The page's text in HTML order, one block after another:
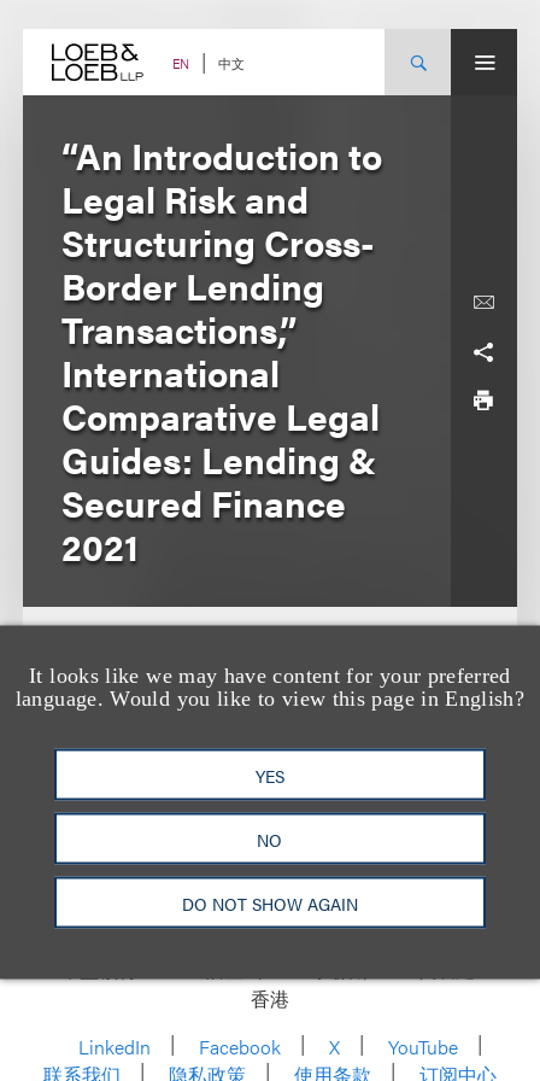
content EN 中文
It looks like we may have content for your preferred
language. Would you like to view this page in English?
YES
NO
DO NOT SHOW AGAIN
“An Introduction to
Legal Risk and
Structuring Cross-
Border Lending
Transactions,”
International
Comparative Legal
Guides: Lending &
Secured Finance
2021
文章
香港
LinkedIn
Facebook X
YouTube
联系我们
隐私政策 使用条款 订阅中心